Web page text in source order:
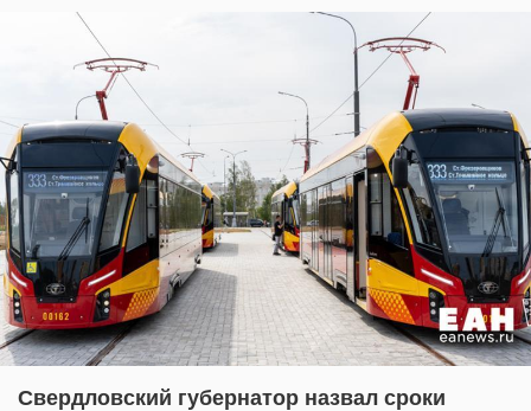
Свердловский губернатор назвал сроки